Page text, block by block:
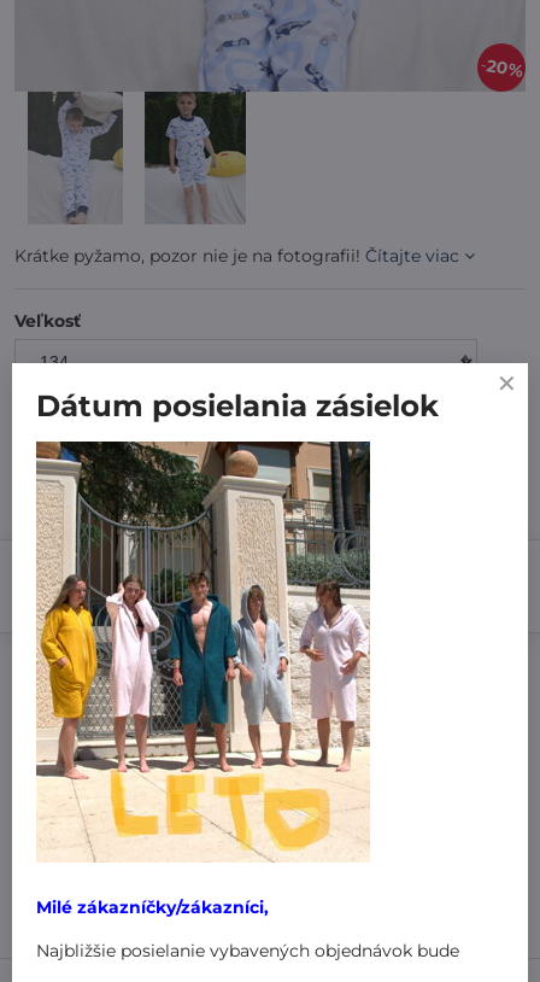
20%
Krátke pyžamo, pozor nie je na fotografii! Čítajte viac
Veľkosť
7 dní
28,99 € Zľava 5,80 €
23,19 €
Do košíka
Pridať k Obľúbeným
Doručenia
Výrobca:MiniPlanet
Nákup za:
60,99 € doručíme za 3,99 €
61 € doručíme za 1,99 €
101 € a viac doručíme zadarmo
Dátum posielania zásielok
Milé zákazníčky/zákazníci,
Najbližšie posielanie vybavených objednávok bude